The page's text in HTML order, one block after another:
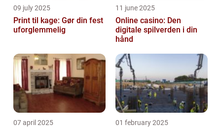
09 july 2025
Print til kage: Gør din fest
uforglemmelig
11 june 2025
Online casino: Den
digitale spilverden i din
hånd
07 april 2025 01 february 2025